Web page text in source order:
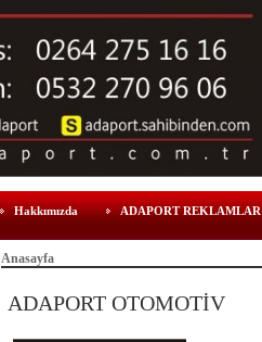
Hakkımızda ADAPORT REKLAMLAR
Anasayfa
ADAPORT OTOMOTİV